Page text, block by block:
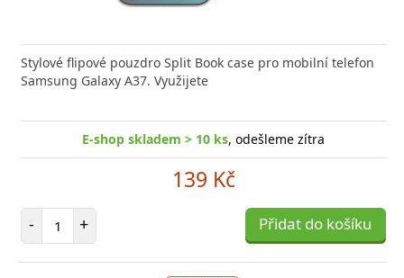
Stylové flipové pouzdro Split Book case pro mobilní telefon
Samsung Galaxy A37. Využijete
E-shop skladem > 10 ks, odešleme zítra
139 Kč
- Počet položek
+ Přidat do košíku